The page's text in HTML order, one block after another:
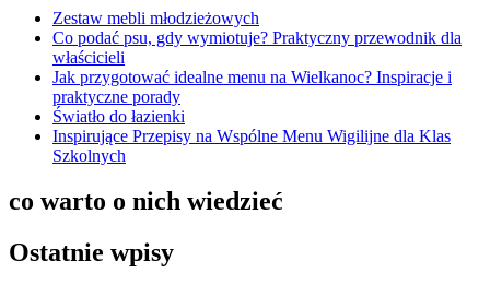
Zestaw mebli młodzieżowych
Co podać psu, gdy wymiotuje? Praktyczny przewodnik dla
właścicieli
Jak przygotować idealne menu na Wielkanoc? Inspiracje i
praktyczne porady
Światło do łazienki
Inspirujące Przepisy na Wspólne Menu Wigilijne dla Klas
Szkolnych
co warto o nich wiedzieć
Ostatnie wpisy